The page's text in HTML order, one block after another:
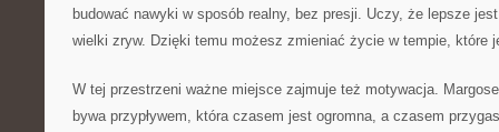
budować nawyki w sposób realny, bez presji. Uczy, że lepsze
wielki zryw. Dzięki temu możesz zmieniać życie w tempie, które
W tej przestrzeni ważne miejsce zajmuje też motywacja.
bywa przypływem, która czasem jest ogromna, a czasem